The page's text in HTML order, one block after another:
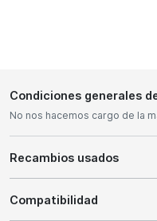
Condiciones generales
No nos hacemos cargo de la
Recambios usados
Compatibilidad